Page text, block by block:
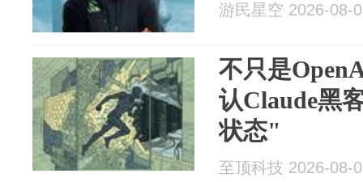
游民星空 2026-08-
不只是
认Claude黑
状态"
至顶科技 2026-08-